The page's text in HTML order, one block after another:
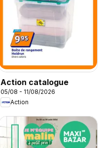
Action catalogue
05/08 - 11/08/2026
Action